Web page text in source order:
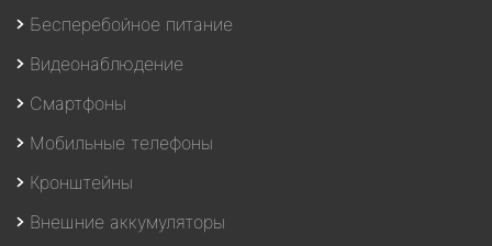
Бесперебойное питание
Видеонаблюдение
Смартфоны
Мобильные телефоны
Кронштейны
Внешние аккумуляторы